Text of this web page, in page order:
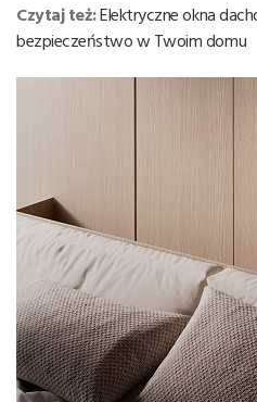
Czytaj też:Elektryczne okna
bezpieczeństwo w Twoim domu